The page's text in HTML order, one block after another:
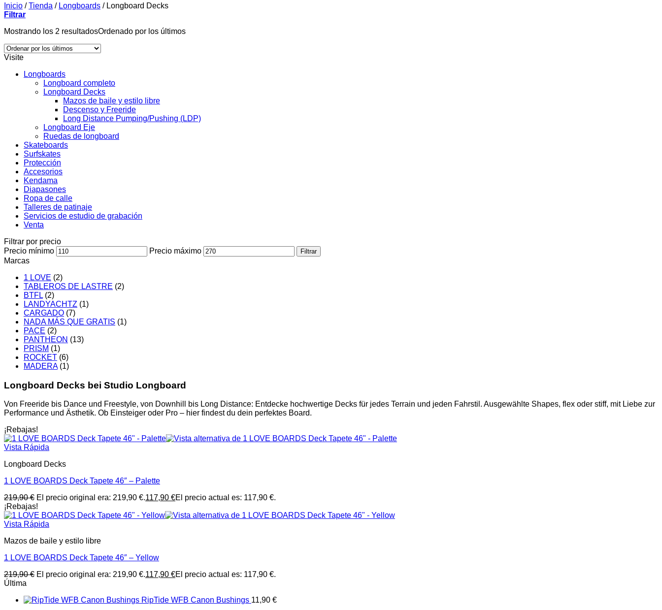
Inicio / Tienda / Longboards /Longboard Decks
Filtrar
Mostrando los 2 resultadosOrdenado por los últimos
Visite
Longboards
Longboard completo
Longboard Decks
Mazos de baile y estilo libre
Descenso y Freeride
Long Distance Pumping/Pushing (LDP)
Longboard Eje
Ruedas de longboard
Skateboards
Surfskates
Protección
Accesorios
Kendama
Diapasones
Ropa de calle
Talleres de patinaje
Servicios de estudio de grabación
Venta
Filtrar por precio
Precio mínimo
Precio máximo Filtrar
Marcas
1 LOVE (2)
TABLEROS DE LASTRE (2)
BTFL (2)
LANDYACHTZ (1)
CARGADO (7)
NADA MÁS QUE GRATIS (1)
PACE (2)
PANTHEON (13)
PRISM (1)
ROCKET (6)
MADERA (1)
Longboard Decks bei Studio Longboard
Von Freeride bis Dance und Freestyle, von Downhill bis Long Distance: Entdecke hochwertige Decks für jedes Terrain und jeden Fahrstil. Ausgewählte Shapes, flex oder stiff, mit Liebe zur
Performance und Ästhetik. Ob Einsteiger oder Pro – hier findest du dein perfektes Board.
¡Rebajas!
Vista Rápida
Longboard Decks
1 LOVE BOARDS Deck Tapete 46″ – Palette
219,90€ El precio original era: 219,90 €.117,90 €El precio actual es: 117,90 €.
¡Rebajas!
Vista Rápida
Mazos de baile y estilo libre
1 LOVE BOARDS Deck Tapete 46″ – Yellow
219,90€ El precio original era: 219,90 €.117,90 €El precio actual es: 117,90 €.
Última
RipTide WFB Canon Bushings 11,90 €